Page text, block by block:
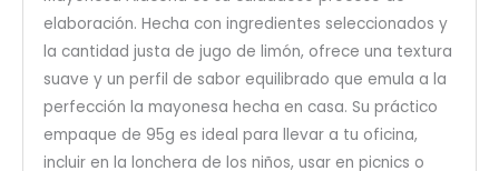
elaboración. Hecha con ingredientes seleccionados y
la cantidad justa de jugo de limón, ofrece una textura
suave y un perfil de sabor equilibrado que emula a la
perfección la mayonesa hecha en casa. Su práctico
empaque de 95g es ideal para llevar a tu oficina,
incluir en la lonchera de los niños, usar en picnics o